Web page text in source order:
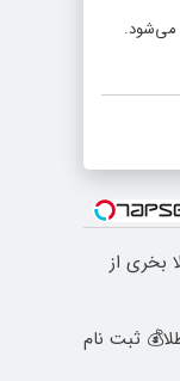
بخری از
طلا💰 ثبت نام